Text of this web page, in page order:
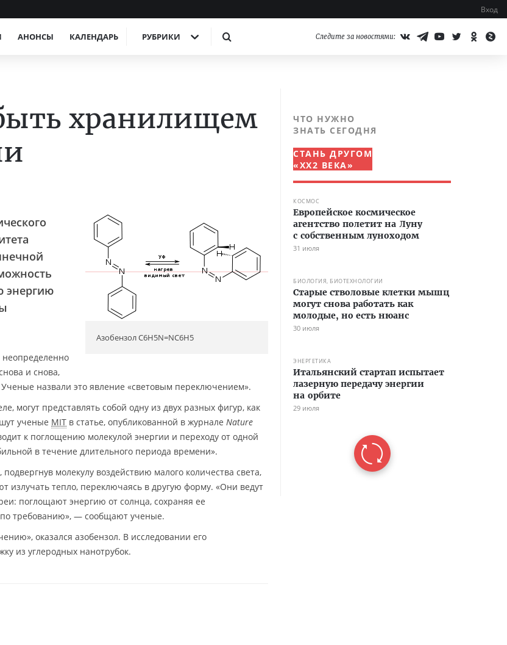
Вход
АНОНСЫ КАЛЕНДАРЬ РУБРИКИ Следите за новостями:
хранилищем
Азобензол C6H5N=NC6H5
энергию
и снова,
назвали это явление «световым переключением».
могут представлять собой одну из двух разных фигур, как
ученые MIT в статье, опубликованной в журнале Nature
к поглощению молекулой энергии и переходу от одной
в течение длительного периода времени».
молекулу воздействию малого количества света,
излучать тепло, переключаясь в другую форму. «Они ведут
поглощают энергию от солнца, сохраняя ее
требованию», — сообщают ученые.
оказался азобензол. В исследовании его
из углеродных нанотрубок.
ЧТО НУЖНО
ЗНАТЬ СЕГОДНЯ
СТАНЬ ДРУГОМ
«XX2 ВЕКА»
КОСМОС
Европейское космическое
агентство полетит на Луну
с собственным луноходом
31 июля
БИОЛОГИЯ, БИОТЕХНОЛОГИИ
Старые стволовые клетки мышц
могут снова работать как
молодые, но есть нюанс
30 июля
ЭНЕРГЕТИКА
Итальянский стартап испытает
лазерную передачу энергии
на орбите
29 июля